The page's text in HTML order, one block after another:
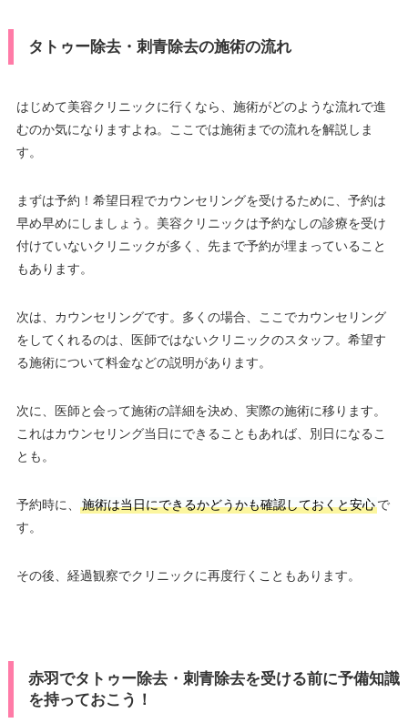
タトゥー除去・刺青除去の施術の流れ
はじめて美容クリニックに行くなら、施術がどのような流れで進
むのか気になりますよね。ここでは施術までの流れを解説しま
す。
まずは予約！希望日程でカウンセリングを受けるために、予約は
早め早めにしましょう。美容クリニックは予約なしの診療を受け
付けていないクリニックが多く、先まで予約が埋まっていること
もあります。
次は、カウンセリングです。多くの場合、ここでカウンセリング
をしてくれるのは、医師ではないクリニックのスタッフ。希望す
る施術について料金などの説明があります。
次に、医師と会って施術の詳細を決め、実際の施術に移ります。
これはカウンセリング当日にできることもあれば、別日になるこ
とも。
予約時に、 施術は当日にできるかどうかも確認しておくと安心で
す。
その後、経過観察でクリニックに再度行くこともあります。
赤羽でタトゥー除去・刺青除去を受ける前に予備知識
を持っておこう！